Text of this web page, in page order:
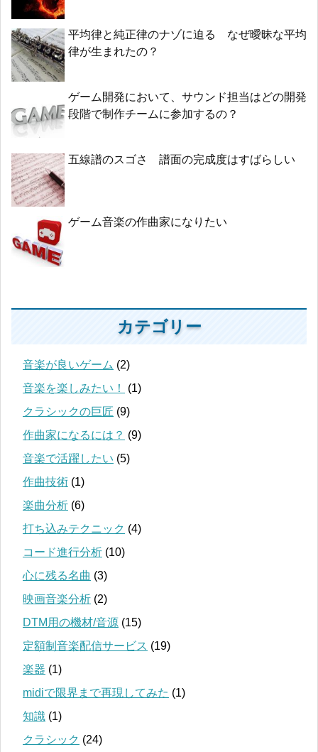
平均律と純正律のナゾに迫る なぜ曖昧な平均
律が生まれたの？
ゲーム開発において、サウンド担当はどの開発
段階で制作チームに参加するの？
五線譜のスゴさ 譜面の完成度はすばらしい
ゲーム音楽の作曲家になりたい
カテゴリー
音楽が良いゲーム (2)
音楽を楽しみたい！
(1)
クラシックの巨匠 (9)
作曲家になるには？ (9)
音楽で活躍したい (5)
作曲技術 (1)
楽曲分析 (6)
打ち込みテクニック (4)
コード進行分析 (10)
心に残る名曲 (3)
映画音楽分析 (2)
DTM用の機材/音源 (15)
定額制音楽配信サービス (19)
楽器 (1)
midiで限界まで再現してみた (1)
知識 (1)
クラシック (24)